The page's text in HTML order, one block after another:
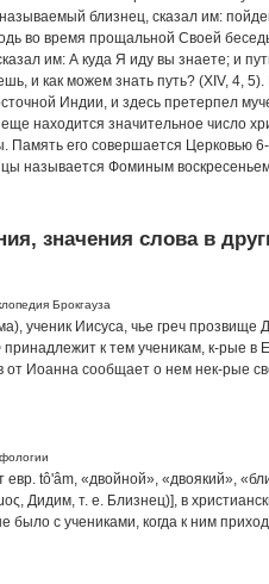
близнец, сказал им:
во время прощальной Своей
им: А куда Я иду вы знаете; и
и как можем знать путь? (XIV, 4,
Индии, и здесь претерпел
еще находится значительное число
Память его совершается Церковью 6-
называется Фоминым
значения слова в
Брокгауза
ученик Иисуса, чье греч прозвище
принадлежит к тем ученикам, к-рые в
от Иоанна сообщает о нем нек-рые
евр. tô'âm, «двойной», «двоякий»,
Дидим, т. е. Близнец)], в
было с учениками, когда к ним